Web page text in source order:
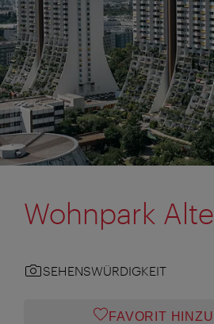
Wohnpark
SEHENSWÜRDIGKEIT
FAVORIT